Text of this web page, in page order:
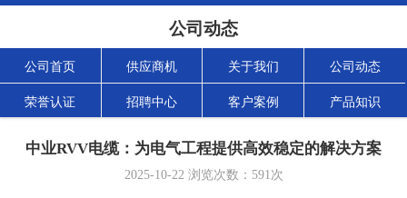
公司动态
公司首页 供应商机 关于我们 公司动态
荣誉认证 招聘中心 客户案例 产品知识
中业RVV电缆：为电气工程提供高效稳定的解决方案
2025-10-22浏览次数： 591次